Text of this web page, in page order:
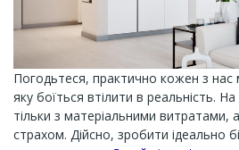
Погодьтеся, практично кожен з нас
яку боїться втілити в реальність.
тільки з матеріальними витратами,
страхом. Дійсно, зробити ідеально